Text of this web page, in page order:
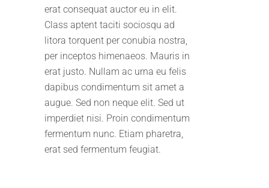
erat consequat auctor eu in elit.
Class aptent taciti sociosqu ad
litora torquent per conubia nostra,
per inceptos himenaeos. Mauris in
erat justo. Nullam ac urna eu felis
dapibus condimentum sit amet a
augue. Sed non neque elit. Sed ut
imperdiet nisi. Proin condimentum
fermentum nunc. Etiam pharetra,
erat sed fermentum feugiat.